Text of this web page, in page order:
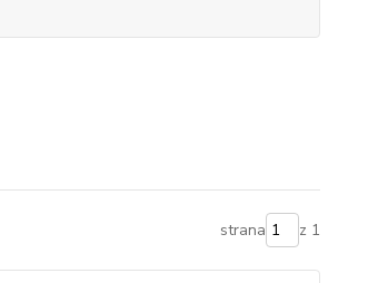
strana z 1